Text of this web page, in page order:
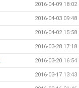
2016-04-09 18:02
2016-04-03 09:48
2016-04-02 15:58
2016-03-28 17:18
2016-03-20 16:54
2016-03-17 13:43